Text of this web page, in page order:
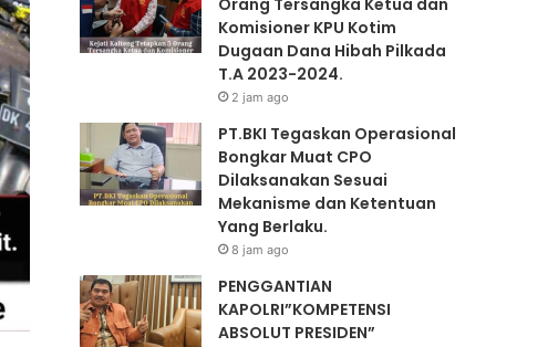
Orang Tersangka Ketua dan
Komisioner KPU Kotim
Dugaan Dana Hibah Pilkada
T.A 2023-2024.
2 jam ago
PT.BKI Tegaskan Operasional
Bongkar Muat CPO
Dilaksanakan Sesuai
Mekanisme dan Ketentuan
Yang Berlaku.
8 jam ago
PENGGANTIAN
KAPOLRI”KOMPETENSI
ABSOLUT PRESIDEN”